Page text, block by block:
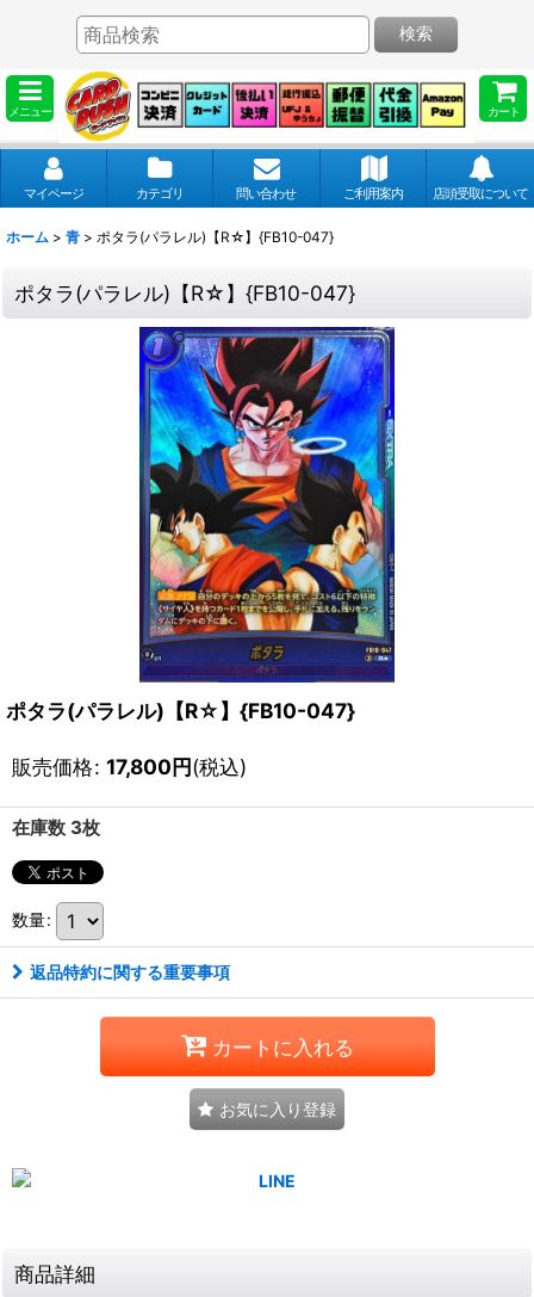
メニュー カート
検索
マイページ カテゴリ 問い合わせ ご利用案内 店頭受取について
ホーム > 青 > ポタラ(パラレル)【R☆】{FB10-047}
ポタラ(パラレル)【R☆】{FB10-047}
ポタラ(パラレル)【R☆】{FB10-047}
販売価格: 17,800円(税込)
在庫数 3枚
数量:
返品特約に関する重要事項
カートに入れる
お気に入り登録
商品詳細